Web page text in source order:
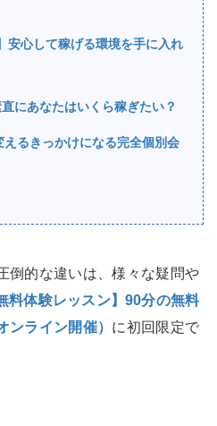
安心して稼げる環境を手に入れ
にあなたはいくら稼ぎたい？
えるきっかけになる完全個別会
倒的な違いは、様々な疑問や
料体験レッスン】90分の無料
ンライン開催） に初回限定で